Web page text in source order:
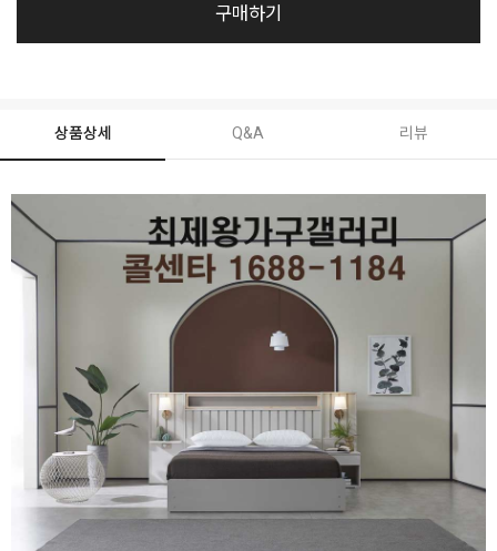
구매하기
상품상세 Q&A 리뷰